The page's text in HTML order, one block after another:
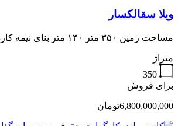
ویلا سقالکسار
مساحت زمین ۳۵۰ متر ۱۴۰ متر بنای نیمه کاره دوبلکس…
متراژ
350
برای فروش
6,800,000,000تومان